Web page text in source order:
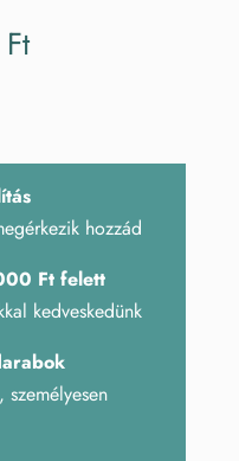
Ft
hozzád
Ft felett
kedveskedünk